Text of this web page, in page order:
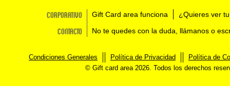
Corporativo Gift Card area funciona ¿Quieres ver
Contacto No te quedes con la duda, llámanos o
Condiciones Generales Política de Privacidad
Política de
© Gift card area 2026. Todos los derechos